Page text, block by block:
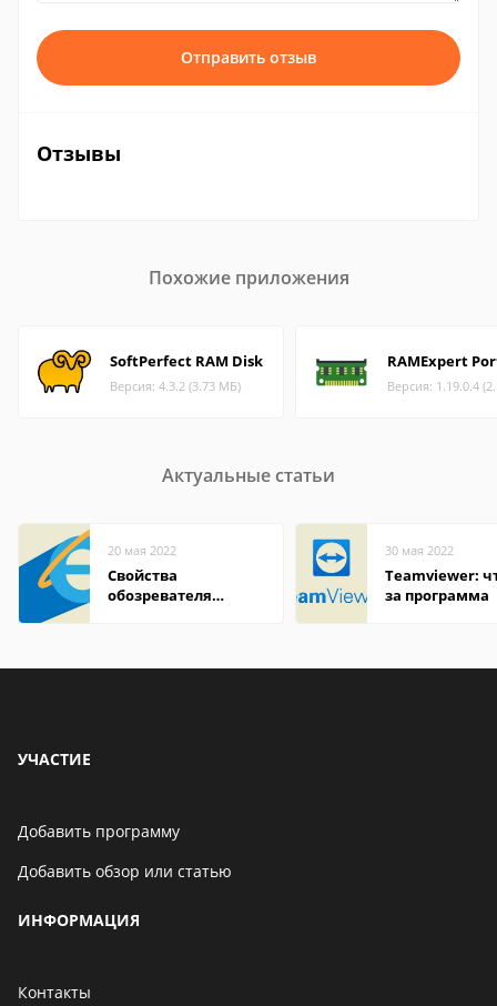
Отправить отзыв
Отзывы
Похожие приложения
SoftPerfect RAM Disk
Версия: 4.3.2 (3.73 МБ)
RAMExpert
Версия: 1.19.0.4
Актуальные статьи
20 мая 2022
Свойства
обозревателя
30 мая 2022
Teamviewer:
за программа
УЧАСТИЕ
Добавить программу
Добавить обзор или статью
ИНФОРМАЦИЯ
Контакты